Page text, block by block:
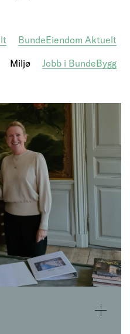
BundeEiendom Aktuelt
Miljø
Jobb i BundeBygg